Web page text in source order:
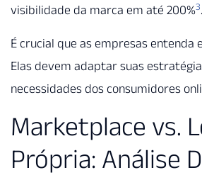
visibilidade da marca em até 200%3.
É crucial que as empresas entenda
Elas devem adaptar suas
necessidades dos consumidores
Marketplace vs.
Própria: Análise